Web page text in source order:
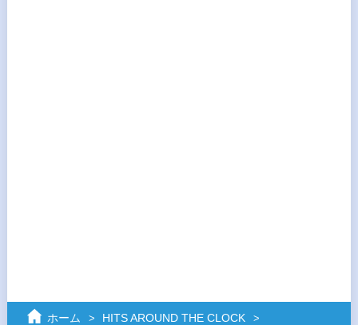
ホーム HITS AROUND THE CLOCK